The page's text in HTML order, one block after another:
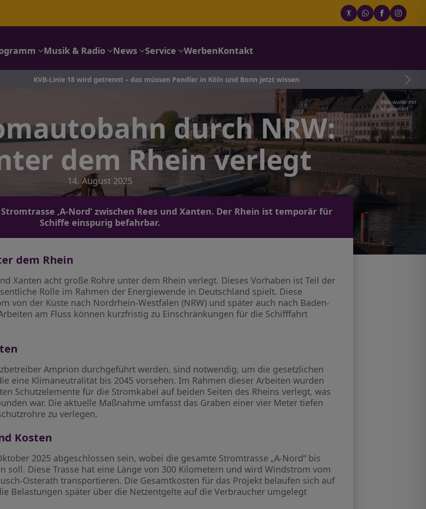
Musik & Radio News Service WerbenKontakt
18 wird getrennt – das müssen Pendler in Köln und Bonn jetzt wissen
Foto wurde mit
KI generiert
durch NRW:
dem Rhein verlegt
14. August 2025
‚A-Nord‘ zwischen Rees und Xanten. Der Rhein ist temporär für
Schiffe einspurig befahrbar.
dem Rhein
Xanten acht große Rohre unter dem Rhein verlegt. Dieses Vorhaben ist Teil der
Rolle im Rahmen der Energiewende in Deutschland spielt. Diese
von der Küste nach Nordrhein-Westfalen (NRW) und später auch nach Baden-
am Fluss können kurzfristig zu Einschränkungen für die Schifffahrt
Amprion durchgeführt werden, sind notwendig, um die gesetzlichen
eine Klimaneutralität bis 2045 vorsehen. Im Rahmen dieser Arbeiten wurden
Schutzelemente für die Stromkabel auf beiden Seiten des Rheins verlegt, was
war. Die aktuelle Maßnahme umfasst das Graben einer vier Meter tiefen
zu verlegen.
Kosten
2025 abgeschlossen sein, wobei die gesamte Stromtrasse „A-Nord“ bis
soll. Diese Trasse hat eine Länge von 300 Kilometern und wird Windstrom vom
Osterath transportieren. Die Gesamtkosten für das Projekt belaufen sich auf
Belastungen später über die Netzentgelte auf die Verbraucher umgelegt